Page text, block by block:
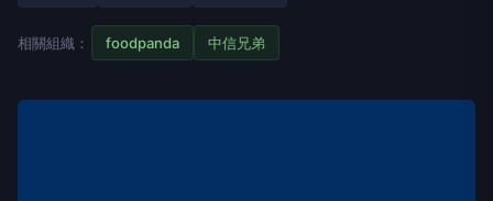
相關組織： foodpanda 中信兄弟